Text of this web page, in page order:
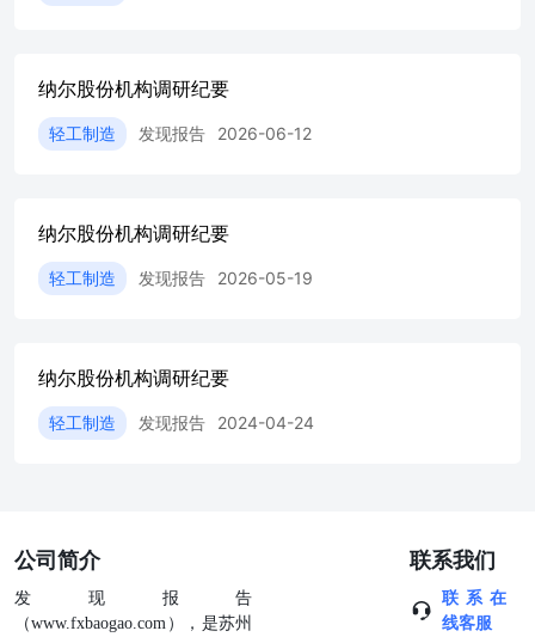
纳尔股份机构调研纪要
轻工制造 发现报告 2026-06-12
纳尔股份机构调研纪要
轻工制造 发现报告 2026-05-19
纳尔股份机构调研纪要
轻工制造 发现报告 2024-04-24
公司简介
发现报告
（www.fxbaogao.com），是苏州
联系我们
联系在
线客服